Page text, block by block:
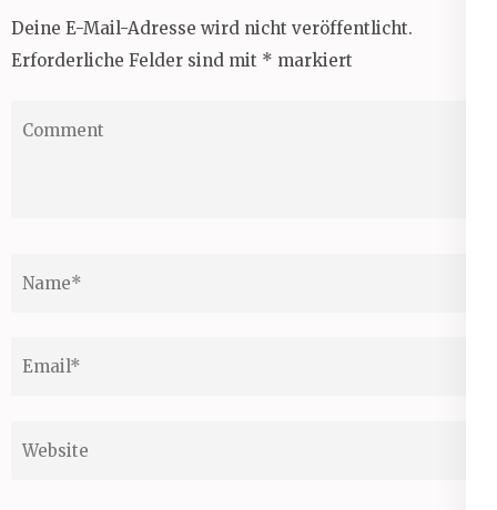
Deine E-Mail-Adresse wird nicht veröffentlicht.
Erforderliche Felder sind mit * markiert